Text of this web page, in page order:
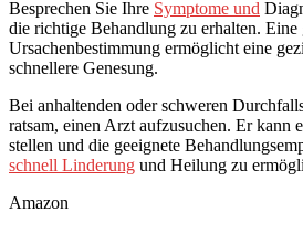
Besprechen Sie Ihre Symptome und
die richtige Behandlung zu erhalten. Eine
Ursachenbestimmung ermöglicht eine
schnellere Genesung.
Bei anhaltenden oder schweren
ratsam, einen Arzt aufzusuchen. Er kann
stellen und die geeignete
schnell Linderung und Heilung zu
Amazon